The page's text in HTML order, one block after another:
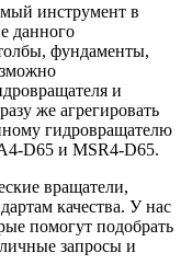
инструмент в
данного
фундаменты,
и
же агрегировать
гидровращателю
D65 и MSR4-D65.
вращатели,
качества. У нас
помогут подобрать
запросы и